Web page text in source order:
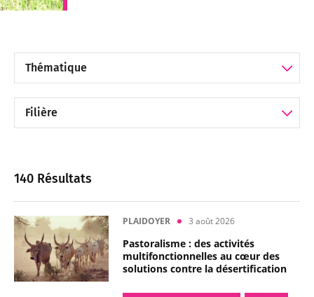
Filtrer par Thématique
Filtrer par Filière
140 Résultats
PLAIDOYER 3 août 2026
Pastoralisme : des activités
multifonctionnelles au cœur des
solutions contre la désertification